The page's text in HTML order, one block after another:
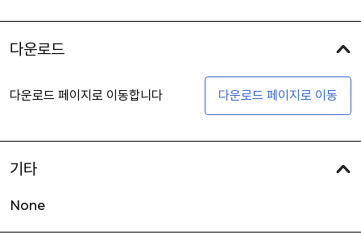
다운로드
다운로드 페이지로 이동합니다 다운로드 페이지로 이동
기타
None